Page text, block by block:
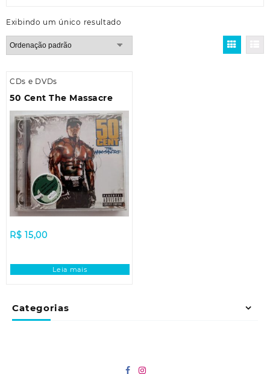
Categorias
Exibindo um único resultado
CDs e DVDs
50 Cent The Massacre
R$ 15,00
Leia mais